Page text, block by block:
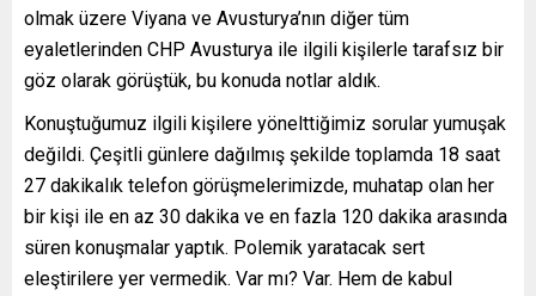
olmak üzere Viyana ve Avusturya’nın diğer tüm
eyaletlerinden CHP Avusturya ile ilgili kişilerle tarafsız bir
göz olarak görüştük, bu konuda notlar aldık.
Konuştuğumuz ilgili kişilere yönelttiğimiz sorular yumuşak
değildi. Çeşitli günlere dağılmış şekilde toplamda 18 saat
27 dakikalık telefon görüşmelerimizde, muhatap olan her
bir kişi ile en az 30 dakika ve en fazla 120 dakika arasında
süren konuşmalar yaptık. Polemik yaratacak sert
eleştirilere yer vermedik. Var mı? Var. Hem de kabul